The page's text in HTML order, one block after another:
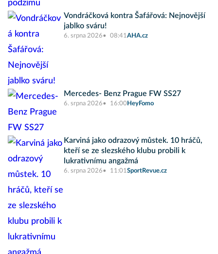
Vondráčková kontra Šafářová: Nejnovější
jablko sváru!
6. srpna 2026 08:41AHA.cz
Mercedes- Benz Prague FW SS27
6. srpna 2026 16:00 HeyFomo
Karviná jako odrazový můstek. 10 hráčů,
kteří se ze slezského klubu probili k
lukrativnímu angažmá
6. srpna 2026 11:01SportRevue.cz